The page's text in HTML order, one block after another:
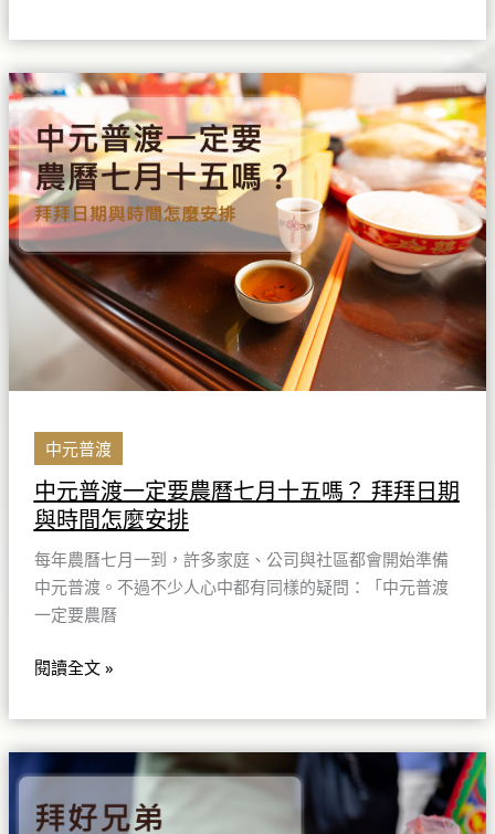
中元普渡
中元普渡一定要農曆七月十五嗎？ 拜拜日期
與時間怎麼安排
每年農曆七月一到，許多家庭、公司與社區都會開始準備
中元普渡。不過不少人心中都有同樣的疑問：「中元普渡
一定要農曆
中
元
普
渡
一
定
要
農
曆
月
十
嗎？
拜
拜
日
期
與
時
怎
安
排
閱讀全文 »
兄